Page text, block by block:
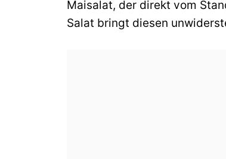
Maisalat, der direkt vom
Salat bringt diesen